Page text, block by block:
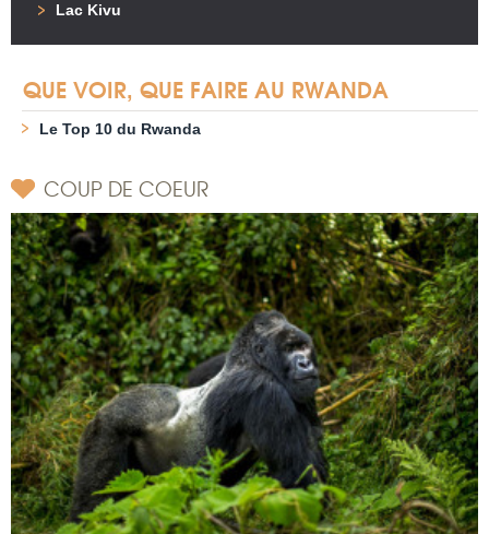
Lac Kivu
QUE VOIR, QUE FAIRE AU RWANDA
Le Top 10 du Rwanda
COUP DE COEUR